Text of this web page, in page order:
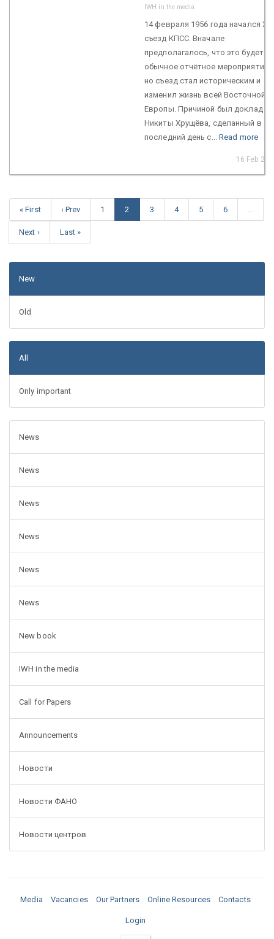
IWH in the media
14 февраля 1956 года начался ХХ
съезд КПСС. Вначале
предполагалось, что это будет
обычное отчётное мероприятие,
но съезд стал историческим и
изменил жизнь всей Восточной
Европы. Причиной был доклад
Никиты Хрущёва, сделанный в
последний день с... Read more
16 Feb
« First ‹ Prev 1 2 3 4 5 6
Next › Last »
New
Old
All
Only important
News
News
News
News
News
News
New book
IWH in the media
Call for Papers
Announcements
Новости
Новости ФАНО
Новости центров
Media Vacancies Our Partners Online Resources Contacts
Login